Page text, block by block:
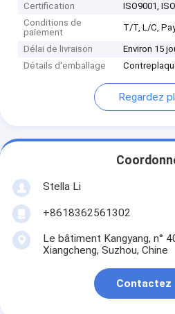
Certification
ISO9001,
Conditions de
paiement
T/T, L/C,
Délai de livraison
Environ 15
Détails d'emballage
Regardez
Stella Li
+8618362561302
Le bâtiment Kangyang, n°
Xiangcheng, Suzhou, Chine
Contactez